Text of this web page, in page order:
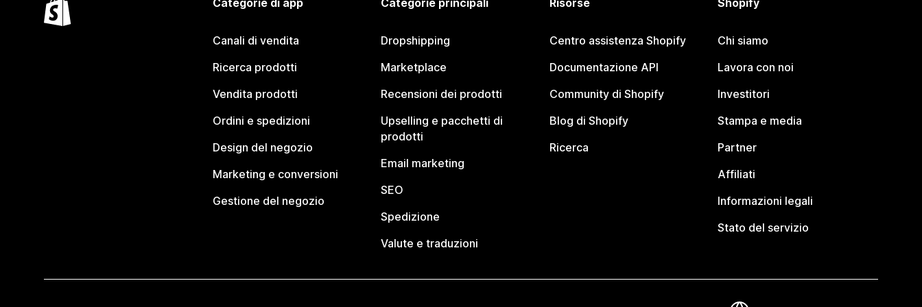
Categorie di app
Canali di vendita
Ricerca prodotti
Vendita prodotti
Ordini e spedizioni
Design del negozio
Marketing e conversioni
Gestione del negozio
Categorie principali
Dropshipping
Marketplace
Recensioni dei prodotti
Upselling e pacchetti di
prodotti
Email marketing
SEO
Spedizione
Valute e traduzioni
Risorse
Centro assistenza Shopify
Documentazione API
Community di Shopify
Blog di Shopify
Ricerca
Shopify
Chi siamo
Lavora con noi
Investitori
Stampa e media
Partner
Affiliati
Informazioni legali
Stato del servizio